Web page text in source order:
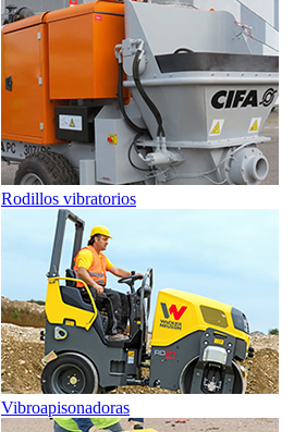
Rodillos vibratorios
Vibroapisonadoras